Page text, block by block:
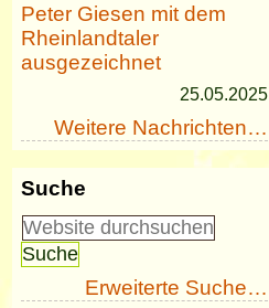
Peter Giesen mit dem
Rheinlandtaler
ausgezeichnet
25.05.2025
Weitere Nachrichten…
Suche
Erweiterte Suche…